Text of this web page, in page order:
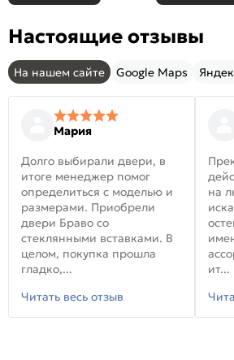
Настоящие отзывы
На нашем сайте Google Maps
Мария
Долго выбирали двери, в
итоге менеджер помог
определиться с моделью и
размерами. Приобрели
двери Браво со
стеклянными вставками. В
целом, покупка прошла
гладко,...
Читать весь отзыв
на
ит...